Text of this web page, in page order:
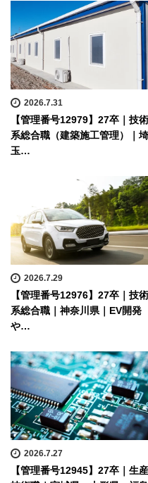
2026.7.31
【管理番号12979】27卒｜技術
系総合職（建築施工管理）｜埼
玉…
2026.7.29
【管理番号12976】27卒｜技術
系総合職｜神奈川県｜EV開発
や…
2026.7.27
【管理番号12945】27卒｜生産